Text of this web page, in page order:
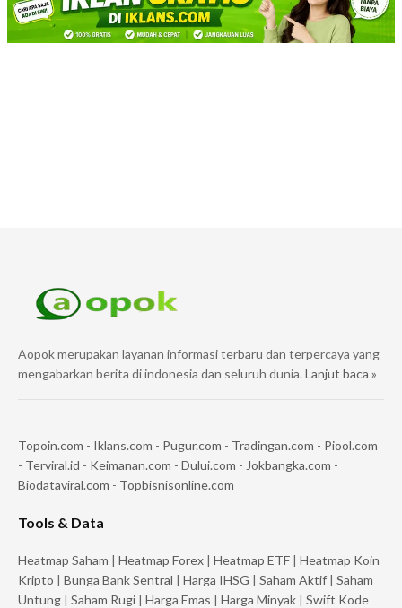
Aopok merupakan layanan informasi terbaru dan terpercaya yang
mengabarkan berita di indonesia dan seluruh dunia. Lanjut baca »
Topoin.com - Iklans.com - Pugur.com - Tradingan.com - Piool.com
- Terviral.id - Keimanan.com - Dului.com - Jokbangka.com -
Biodataviral.com - Topbisnisonline.com
Tools & Data
Heatmap Saham | Heatmap Forex | Heatmap ETF | Heatmap Koin
Kripto | Bunga Bank Sentral | Harga IHSG | Saham Aktif | Saham
Untung | Saham Rugi | Harga Emas | Harga Minyak | Swift Kode